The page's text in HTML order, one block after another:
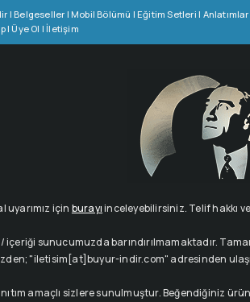
|Belgeseller |Mobil Bölümü |Eğitim Setleri | Anlatımlar
|Üye Ol | İletişim
uyarımız için burayıinceleyebilirsiniz. Telif hakkı
sunucumuzda barındırılmamaktadır.
"iletisim[at]buyur-indir.com" adresinden
amaçlı sizlere sunulmuştur. Beğendiğiniz